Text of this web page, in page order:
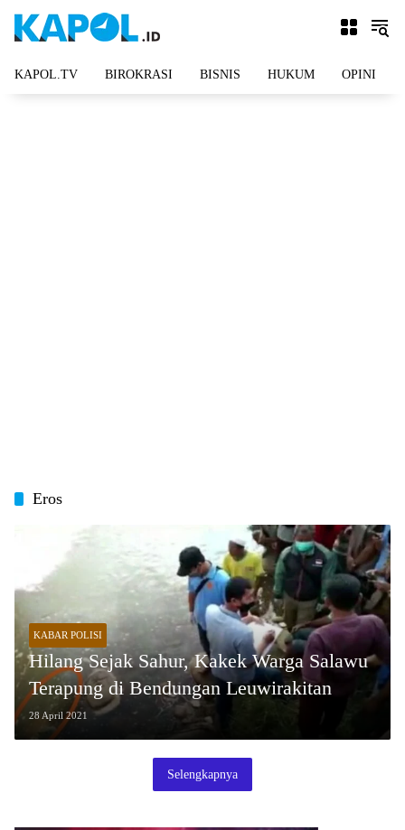
KAPOL.TV BIROKRASI BISNIS HUKUM OPINI
Eros
KABAR POLISI
Hilang Sejak Sahur, Kakek Warga Salawu
Terapung di Bendungan Leuwirakitan
28 April 2021
Selengkapnya